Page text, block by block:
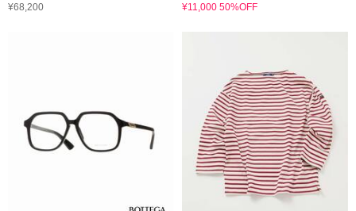
¥68,200
¥11,000 50%OFF